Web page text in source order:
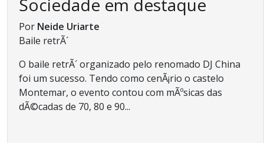
Sociedade em destaque
Por Neide Uriarte
Baile retrÃ´
O baile retrÃ´ organizado pelo renomado DJ China
foi um sucesso. Tendo como cenÃ¡rio o castelo
Montemar, o evento contou com mÃºsicas das
dÃ©cadas de 70, 80 e 90...